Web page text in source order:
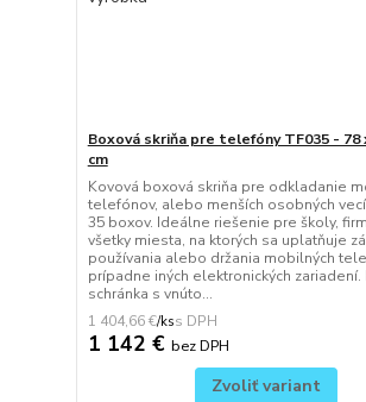
Boxová skriňa pre telefóny TF035 - 78
cm
Kovová boxová skriňa pre odkladanie
telefónov, alebo menších osobných
35 boxov. Ideálne riešenie pre školy,
všetky miesta, na ktorých sa uplatňuje
používania alebo držania mobilných
prípadne iných elektronických zariadení.
schránka s vnúto...
1 404,66 €/ks
1 142 € bez DPH
Zvoliť variant